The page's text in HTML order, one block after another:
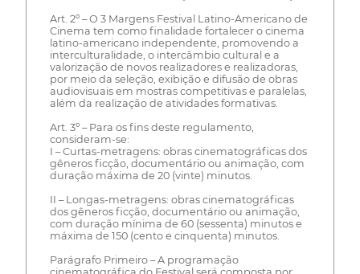
Art. 2º – O 3 Margens Festival Latino-Americano de
Cinema tem como finalidade fortalecer o cinema
latino-americano independente, promovendo a
interculturalidade, o intercâmbio cultural e a
valorização de novos realizadores e realizadoras,
por meio da seleção, exibição e difusão de obras
audiovisuais em mostras competitivas e paralelas,
além da realização de atividades formativas.
Art. 3º – Para os fins deste regulamento,
consideram-se:
I – Curtas-metragens: obras cinematográficas dos
gêneros ficção, documentário ou animação, com
duração máxima de 20 (vinte) minutos.
II – Longas-metragens: obras cinematográficas
dos gêneros ficção, documentário ou animação,
com duração mínima de 60 (sessenta) minutos e
máxima de 150 (cento e cinquenta) minutos.
Parágrafo Primeiro – A programação